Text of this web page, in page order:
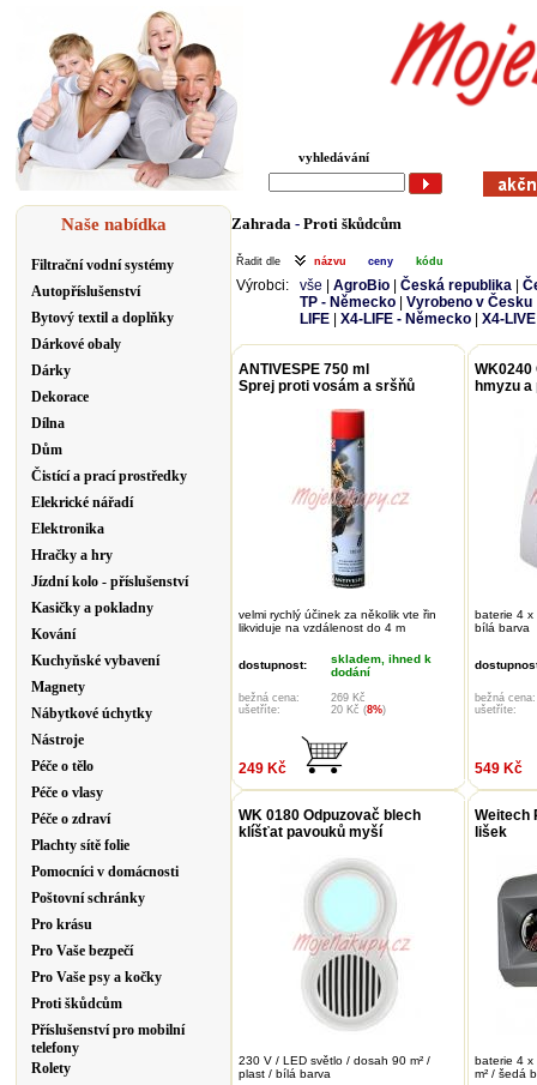
vyhledávání
Naše nabídka
Filtrační vodní systémy
Autopříslušenství
Bytový textil a doplňky
Dárkové obaly
Dárky
Dekorace
Dílna
Dům
Čistící a prací prostředky
Elekrické nářadí
Elektronika
Hračky a hry
Jízdní kolo - příslušenství
Kasičky a pokladny
Kování
Kuchyňské vybavení
Magnety
Nábytkové úchytky
Nástroje
Péče o tělo
Péče o vlasy
Péče o zdraví
Plachty sítě folie
Pomocníci v domácnosti
Poštovní schránky
Pro krásu
Pro Vaše bezpečí
Pro Vaše psy a kočky
Proti škůdcům
Příslušenství pro mobilní
telefony
Rolety
Zahrada - Proti škůdcům
Řadit dle názvu ceny kódu
Výrobci: vše AgroBio Česká republika
TP - Německo
Vyrobeno v Česku
LIFE
X4-LIFE - Německo X4-
ANTIVESPE 750 ml
Sprej proti vosám a sršňů
velmi rychlý účinek za několik vte řin
likviduje na vzdálenost do 4 m
dostupnost:
skladem, ihned k
dodání
bežná cena:
269 Kč
ušetříte:
20 Kč (8%)
249 Kč
WK0240
hmyzu
baterie 4 x
bílá barva
bežná cena:
ušetříte:
549 Kč
WK 0180 Odpuzovač blech
klíšťat pavouků myší
230 V / LED světlo / dosah 90 m² /
plast / bílá barva
Weitech
lišek
baterie 4
m² / šedá